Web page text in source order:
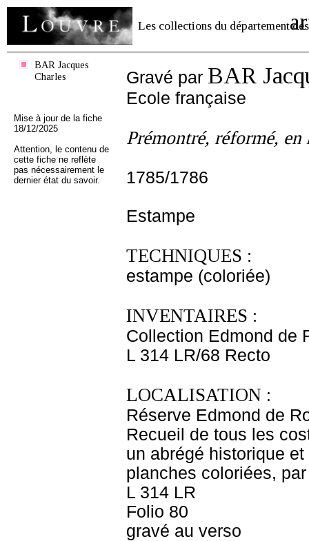
Les collections du département des
BAR Jacques
Charles
Mise à jour de la fiche
18/12/2025
Attention, le contenu de
cette fiche ne reflète
pas nécessairement le
dernier état du savoir.
Gravé par BAR
Ecole française
Prémontré, réformé,
1785/1786
Estampe
TECHNIQUES :
estampe (coloriée)
INVENTAIRES :
Collection Edmond de
L 314 LR/68 Recto
LOCALISATION :
Réserve Edmond de
Recueil de tous les
un abrégé historique
planches coloriées,
L 314 LR
Folio 80
gravé au verso